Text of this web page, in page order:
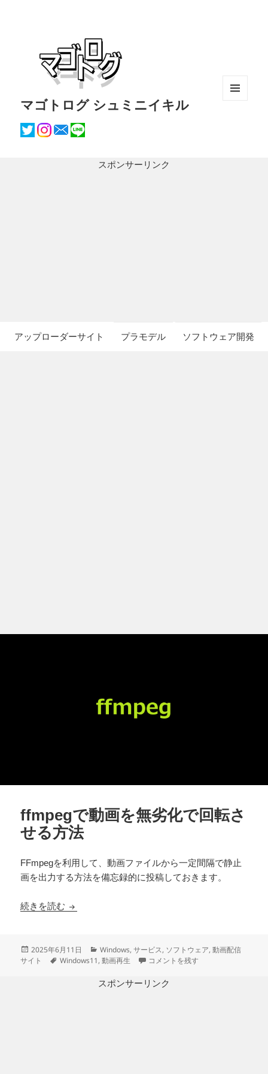
マゴトログ シュミニイキル
スポンサーリンク
アップローダーサイト プラモデル ソフトウェア開発
ffmpegで動画を無劣化で回転さ
せる方法
FFmpegを利用して、動画ファイルから一定間隔で静止
画を出力する方法を備忘録的に投稿しておきます。
続きを読む ffmpegで動画を無劣化で回転させる方法
投
稿
2025年6月11日
カ
テ
リ
Windows,サービス, ソフトウェア,動画配信
サイト
タ
Windows11,動画再生 ffmpegで動画を無劣化で回転させる
コメントを残す
スポンサーリンク